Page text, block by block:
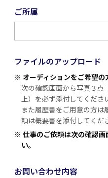
ご所属
ファイルのアップロード
※ オーディションをご希望の
次の確認画面から写真３点
上）を必ず添付してくださ
また履歴書をご用意の方は
頼は概要書を添付してくだ
※ 仕事のご依頼は次の確認
い。
お問い合わせ内容